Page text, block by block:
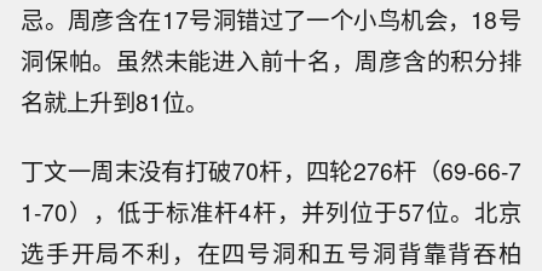
忌。周彦含在17号洞错过了一个小鸟机会，18号
洞保帕。虽然未能进入前十名，周彦含的积分排
名就上升到81位。
丁文一周末没有打破70杆，四轮276杆（69-66-7
1-70），低于标准杆4杆，并列位于57位。北京
选手开局不利，在四号洞和五号洞背靠背吞柏